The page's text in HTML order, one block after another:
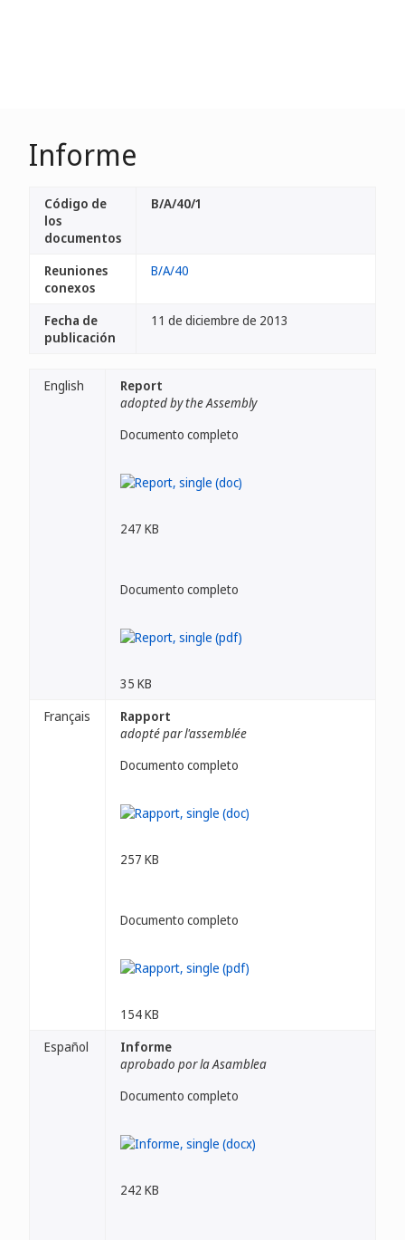
Informe
Código de
los
documentos
B/A/40/1
Reuniones
conexos
B/A/40
Fecha de
publicación
11 de diciembre de 2013
English
Report
adopted by the Assembly
Documento completo
247 KB
Documento completo
35 KB
Français
Rapport
adopté par l'assemblée
Documento completo
257 KB
Documento completo
154 KB
Español
Informe
aprobado por la Asamblea
Documento completo
242 KB